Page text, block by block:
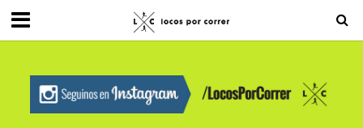
G-0X2PD3RFLV